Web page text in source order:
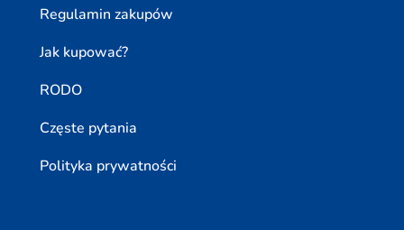
Regulamin zakupów
Jak kupować?
RODO
Częste pytania
Polityka prywatności